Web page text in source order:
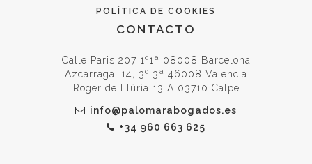
POLÍTICA DE COOKIES
CONTACTO
Calle Paris 207 1º1ª 08008 Barcelona
Azcárraga, 14, 3º 3ª 46008 Valencia
Roger de Llúria 13 A 03710 Calpe
info@palomarabogados.es
+34 960 663 625